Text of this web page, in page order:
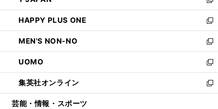
開
く
ウ
で
開
く
ン
ド
ウ
で
開
く
ウ
ィ
ン
ド
ウ
で
開
く
し
い
ウ
ィ
ン
ド
ウ
で
開
HAPPY PLUS ONE
新
し
い
ウ
ィ
ン
ド
ウ
MEN'S NON-NO
新
し
い
ウ
ィ
ン
UOMO
新
し
い
ウ
集英社オンライン
新
し
芸能・情報・スポーツ